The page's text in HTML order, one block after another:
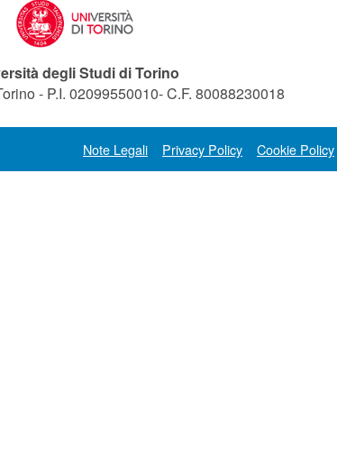
degli Studi di Torino
- P.I. 02099550010- C.F. 80088230018
Note Legali Privacy Policy Cookie Policy